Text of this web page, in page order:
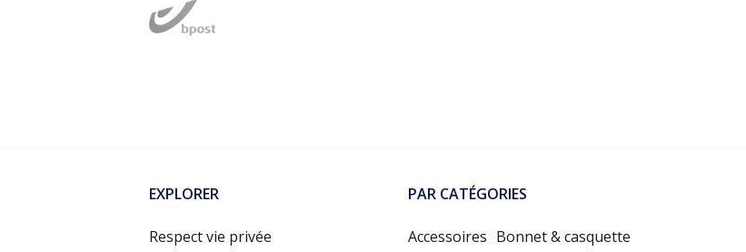
EXPLORER
Respect vie privée
PAR CATÉGORIES
Accessoires Bonnet & casquette